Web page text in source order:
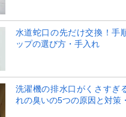
水道蛇口の先だけ交換！手
ップの選び方・手入れ
洗濯機の排水口がくさすぎ
れの臭いの5つの原因と対策